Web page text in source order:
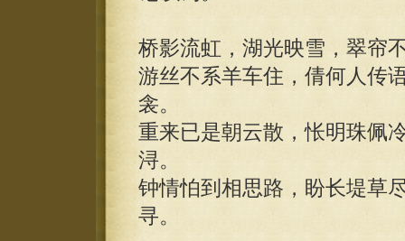
桥影流虹，湖光映雪，翠帘
游丝不系羊车住，倩何人传
衾。
重来已是朝云散，怅明珠佩
浔。
钟情怕到相思路，盼长堤草
寻。